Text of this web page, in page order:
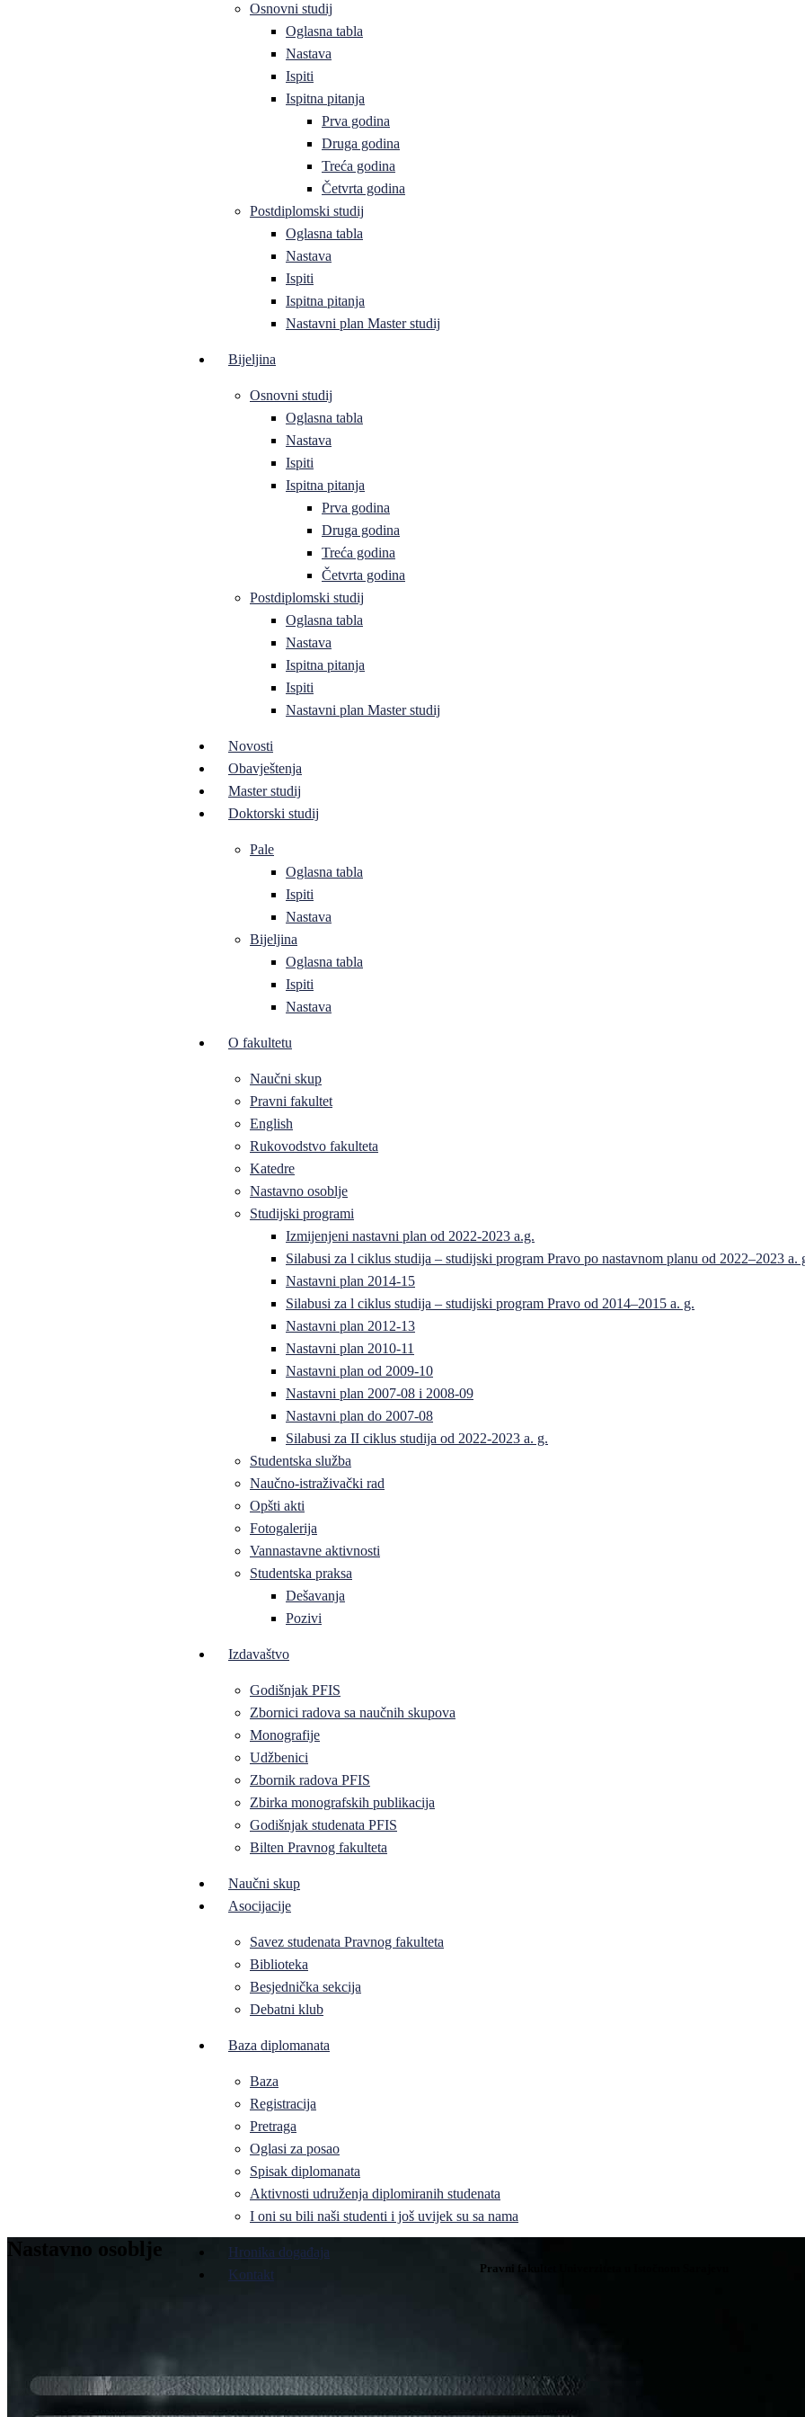
Osnovni studij
Oglasna tabla
Nastava
Ispiti
Ispitna pitanja
Prva godina
Druga godina
Treća godina
Četvrta godina
Postdiplomski studij
Oglasna tabla
Nastava
Ispiti
Ispitna pitanja
Nastavni plan Master studij
Bijeljina
Osnovni studij
Oglasna tabla
Nastava
Ispiti
Ispitna pitanja
Prva godina
Druga godina
Treća godina
Četvrta godina
Postdiplomski studij
Oglasna tabla
Nastava
Ispitna pitanja
Ispiti
Nastavni plan Master studij
Novosti
Obavještenja
Master studij
Doktorski studij
Pale
Oglasna tabla
Ispiti
Nastava
Bijeljina
Oglasna tabla
Ispiti
Nastava
O fakultetu
Naučni skup
Pravni fakultet
English
Rukovodstvo fakulteta
Katedre
Nastavno osoblje
Studijski programi
Izmijenjeni nastavni plan od 2022-2023 a.g.
Silabusi za l ciklus studija – studijski program Pravo po nastavnom planu od 2022–2023 a.
Nastavni plan 2014-15
Silabusi za l ciklus studija – studijski program Pravo od 2014–2015 a. g.
Nastavni plan 2012-13
Nastavni plan 2010-11
Nastavni plan od 2009-10
Nastavni plan 2007-08 i 2008-09
Nastavni plan do 2007-08
Silabusi za II ciklus studija od 2022-2023 a. g.
Studentska služba
Naučno-istraživački rad
Opšti akti
Fotogalerija
Vannastavne aktivnosti
Studentska praksa
Dešavanja
Pozivi
Izdavaštvo
Godišnjak PFIS
Zbornici radova sa naučnih skupova
Monografije
Udžbenici
Zbornik radova PFIS
Zbirka monografskih publikacija
Godišnjak studenata PFIS
Bilten Pravnog fakulteta
Naučni skup
Asocijacije
Savez studenata Pravnog fakulteta
Biblioteka
Besjednička sekcija
Debatni klub
Baza diplomanata
Baza
Registracija
Pretraga
Oglasi za posao
Spisak diplomanata
Aktivnosti udruženja diplomiranih studenata
I oni su bili naši studenti i još uvijek su sa nama
Hronika događaja
Kontakt
Nastavno osoblje
Pravni fakultet Univerziteta u Istočnom Sarajevu